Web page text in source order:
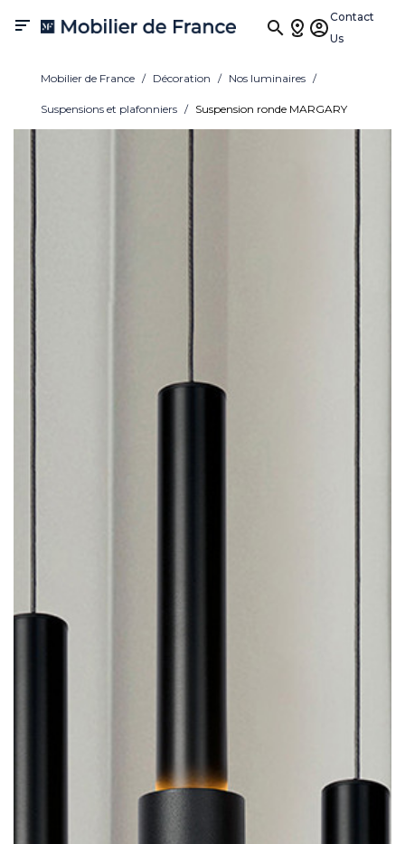

Contact
Us
Mobilier de France Décoration Nos luminaires
Suspensions et plafonniers Suspension ronde MARGARY